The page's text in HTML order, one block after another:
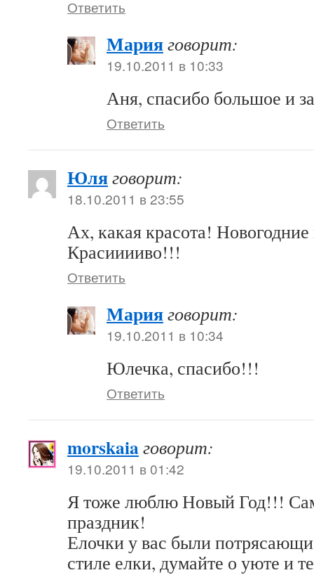
Ответить
Марияговорит:
19.10.2011 в 10:33
Аня, спасибо большое и
Ответить
Юляговорит:
18.10.2011 в 23:55
Ах, какая красота!
Красииииво!!!
Ответить
Марияговорит:
19.10.2011 в 10:34
Юлечка, спасибо!!!
Ответить
morskaiaговорит:
19.10.2011 в 01:42
Я тоже люблю Новый Год!!!
праздник!
Елочки у вас были
стиле елки, думайте о уюте и